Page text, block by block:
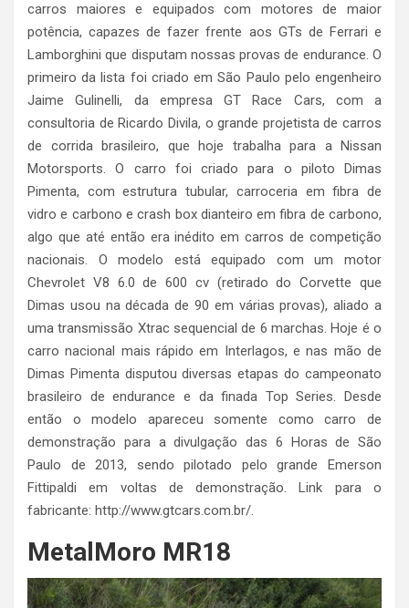
carros maiores e equipados com motores de maior
potência, capazes de fazer frente aos GTs de Ferrari e
Lamborghini que disputam nossas provas de endurance. O
primeiro da lista foi criado em São Paulo pelo engenheiro
Jaime Gulinelli, da empresa GT Race Cars, com a
consultoria de Ricardo Divila, o grande projetista de carros
de corrida brasileiro, que hoje trabalha para a Nissan
Motorsports. O carro foi criado para o piloto Dimas
Pimenta, com estrutura tubular, carroceria em fibra de
vidro e carbono e crash box dianteiro em fibra de carbono,
algo que até então era inédito em carros de competição
nacionais. O modelo está equipado com um motor
Chevrolet V8 6.0 de 600 cv (retirado do Corvette que
Dimas usou na década de 90 em várias provas), aliado a
uma transmissão Xtrac sequencial de 6 marchas. Hoje é o
carro nacional mais rápido em Interlagos, e nas mão de
Dimas Pimenta disputou diversas etapas do campeonato
brasileiro de endurance e da finada Top Series. Desde
então o modelo apareceu somente como carro de
demonstração para a divulgação das 6 Horas de São
Paulo de 2013, sendo pilotado pelo grande Emerson
Fittipaldi em voltas de demonstração. Link para o
fabricante: http://www.gtcars.com.br/.
MetalMoro MR18